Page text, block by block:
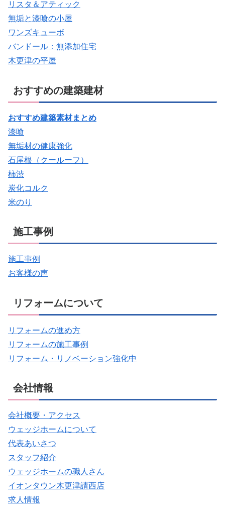
リスタ＆アティック
無垢と漆喰の小屋
ワンズキューボ
バンドール：無添加住宅
木更津の平屋
おすすめの建築建材
おすすめ建築素材まとめ
漆喰
無垢材の健康強化
石屋根（クールーフ）
柿渋
炭化コルク
米のり
施工事例
施工事例
お客様の声
リフォームについて
リフォームの進め方
リフォームの施工事例
リフォーム・リノベーション強化中
会社情報
会社概要・アクセス
ウェッジホームについて
代表あいさつ
スタッフ紹介
ウェッジホームの職人さん
イオンタウン木更津請西店
求人情報